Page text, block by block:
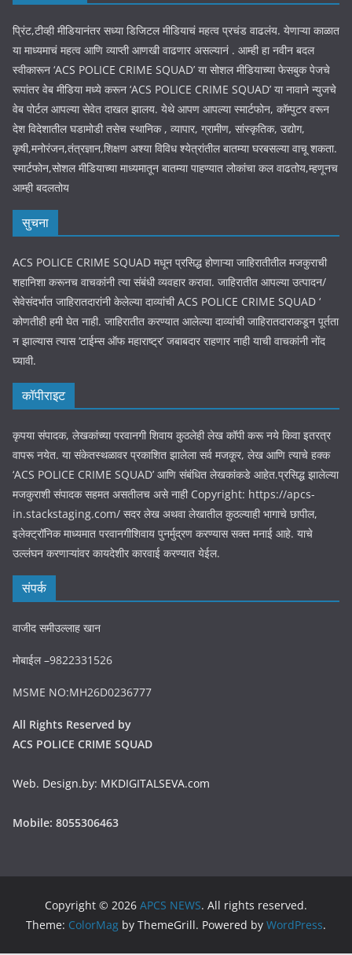
प्रिंट,टीव्ही मीडियानंतर सध्या डिजिटल मीडियाचं महत्व प्रचंड वाढलंय. येणाऱ्या काळात
या माध्यमाचं महत्व आणि व्याप्ती आणखी वाढणार असल्यानं . आम्ही हा नवीन बदल
स्वीकारून ‘ACS POLICE CRIME SQUAD’ या सोशल मीडियाच्या फेसबुक पेजचे
रूपांतर वेब मीडिया मध्ये करून ‘ACS POLICE CRIME SQUAD’ या नावाने न्युजचे
वेब पोर्टल आपल्या सेवेत दाखल झालय. येथे आपण आपल्या स्मार्टफोन, कॉम्पुटर वरून
देश विदेशातील घडामोडी तसेच स्थानिक , व्यापार, ग्रामीण, सांस्कृतिक, उद्योग,
कृषी,मनोरंजन,तंत्रज्ञान,शिक्षण अश्या विविध श्येत्रांतील बातम्या घरबसल्या वाचू शकता.
स्मार्टफोन,सोशल मीडियाच्या माध्यमातून बातम्या पाहण्यात लोकांचा कल वाढतोय,म्हणूनच
आम्ही बदलतोय
सुचना
ACS POLICE CRIME SQUAD मधून प्रसिद्ध होणाऱ्या जाहिरातीतील मजकुराची
शहानिशा करूनच वाचकांनी त्या संबंधी व्यवहार करावा. जाहिरातीत आपल्या उत्पादन/
सेवेसंदर्भात जाहिरातदारांनी केलेल्या दाव्यांची ACS POLICE CRIME SQUAD ‘
कोणतीही हमी घेत नाही. जाहिरातीत करण्यात आलेल्या दाव्यांची जाहिरातदाराकडून पूर्तता
न झाल्यास त्यास ‘टाईम्स ऑफ महाराष्ट्र’ जबाबदार राहणार नाही याची वाचकांनी नोंद
घ्यावी.
कॉपीराइट
कृपया संपादक, लेखकांच्या परवानगी शिवाय कुठलेही लेख कॉपी करू नये किवा इतरत्र
वापरू नयेत. या संकेतस्थळावर प्रकाशित झालेला सर्व मजकूर, लेख आणि त्याचे हक्क
‘ACS POLICE CRIME SQUAD’ आणि संबंधित लेखकांकडे आहेत.प्रसिद्ध झालेल्या
मजकुराशी संपादक सहमत असतीलच असे नाही Copyright: https://apcs-
in.stackstaging.com/ सदर लेख अथवा लेखातील कुठल्याही भागाचे छापील,
इलेक्ट्रॉनिक माध्यमात परवानगीशिवाय पुनर्मुद्रण करण्यास सक्त मनाई आहे. याचे
उल्लंघन करणाऱ्यांवर कायदेशीर कारवाई करण्यात येईल.
संपर्क
वाजीद समीउल्लाह खान
मोबाईल –9822331526
MSME NO:MH26D0236777
All Rights Reserved by
ACS POLICE CRIME SQUAD
Web. Design.by: MKDIGITALSEVA.com
Mobile: 8055306463
Copyright © 2026 APCS NEWS. All rights reserved.
Theme: ColorMag by ThemeGrill. Powered by WordPress.